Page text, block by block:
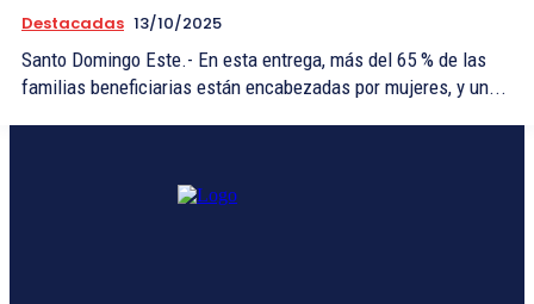
Destacadas 13/10/2025
Santo Domingo Este.- En esta entrega, más del 65 % de las
familias beneficiarias están encabezadas por mujeres, y un...